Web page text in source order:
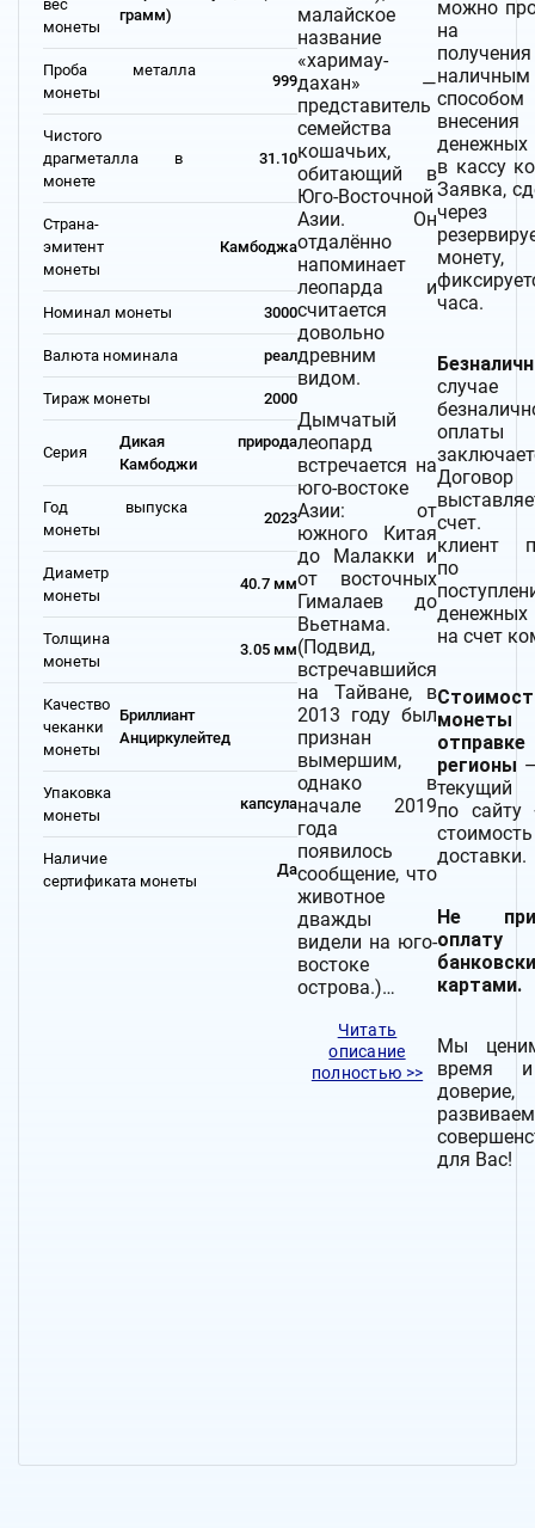
вес
монеты
грамм)
Проба металла
монеты
999
Чистого
драгметалла в
монете
31.10
Страна-
эмитент
монеты
Камбоджа
Номинал монеты 3000
Валюта номинала реал
Тираж монеты 2000
Серия
Дикая природа
Камбоджи
Год выпуска
монеты
2023
Диаметр
монеты
40.7 мм
Толщина
монеты
3.05 мм
Качество
чеканки
монеты
Бриллиант
Анциркулейтед
Упаковка
монеты
капсула
Наличие
сертификата монеты
Да
малайское
название
«харимау-
дахан» —
представитель
семейства
кошачьих,
обитающий в
Юго-Восточной
Азии. Он
отдалённо
напоминает
леопарда и
считается
довольно
древним
видом.
Дымчатый
леопард
встречается на
юго-востоке
Азии: от
южного Китая
до Малакки и
от восточных
Гималаев до
Вьетнама.
(Подвид,
встречавшийся
на Тайване, в
2013 году был
признан
вымершим,
однако в
начале 2019
года
появилось
сообщение, что
животное
дважды
видели на юго-
востоке
острова.)…
Читать
описание
полностью >>
можно
на
наличным
внесения
денежных
в кассу
Заявка,
через
часа.
случае
оплаты
счет.
клиент
по
денежных
на счет
регионы
текущий
по сайту
стоимость
доставки.
Не
оплату
картами.
Мы
время
для Вас!